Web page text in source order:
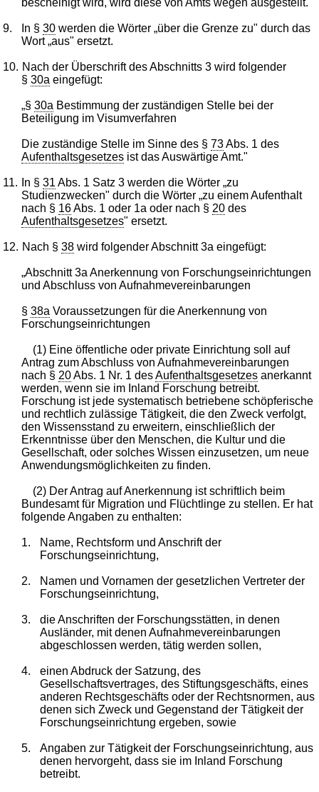
9. In §30 werden die Wörter „über die Grenze zu" durch das
Wort „aus" ersetzt.
10. Nach der Überschrift des Abschnitts 3 wird folgender
§30a eingefügt:
„§30a Bestimmung der zuständigen Stelle bei der
Beteiligung im Visumverfahren
Die zuständige Stelle im Sinne des §73Abs. 1 des
Aufenthaltsgesetzes ist das Auswärtige Amt."
11. In §31 Abs. 1 Satz 3 werden die Wörter „zu
Studienzwecken" durch die Wörter „zu einem Aufenthalt
nach § 16Abs. 1 oder 1a oder nach § 20 des
Aufenthaltsgesetzes" ersetzt.
12. Nach §38 wird folgender Abschnitt 3a eingefügt:
„Abschnitt 3a Anerkennung von Forschungseinrichtungen
und Abschluss von Aufnahmevereinbarungen
§38a Voraussetzungen für die Anerkennung von
Forschungseinrichtungen
(1) Eine öffentliche oder private Einrichtung soll auf
Antrag zum Abschluss von Aufnahmevereinbarungen
nach § 20Abs. 1 Nr. 1 desAufenthaltsgesetzes anerkannt
werden, wenn sie im Inland Forschung betreibt.
Forschung ist jede systematisch betriebene schöpferische
und rechtlich zulässige Tätigkeit, die den Zweck verfolgt,
den Wissensstand zu erweitern, einschließlich der
Erkenntnisse über den Menschen, die Kultur und die
Gesellschaft, oder solches Wissen einzusetzen, um neue
Anwendungsmöglichkeiten zu finden.
(2) Der Antrag auf Anerkennung ist schriftlich beim
Bundesamt für Migration und Flüchtlinge zu stellen. Er hat
folgende Angaben zu enthalten:
1.
Name, Rechtsform und Anschrift der
Forschungseinrichtung,
2.
Namen und Vornamen der gesetzlichen Vertreter der
Forschungseinrichtung,
3.
die Anschriften der Forschungsstätten, in denen
Ausländer, mit denen Aufnahmevereinbarungen
abgeschlossen werden, tätig werden sollen,
4.
einen Abdruck der Satzung, des
Gesellschaftsvertrages, des Stiftungsgeschäfts, eines
anderen Rechtsgeschäfts oder der Rechtsnormen, aus
denen sich Zweck und Gegenstand der Tätigkeit der
Forschungseinrichtung ergeben, sowie
5.
Angaben zur Tätigkeit der Forschungseinrichtung, aus
denen hervorgeht, dass sie im Inland Forschung
betreibt.